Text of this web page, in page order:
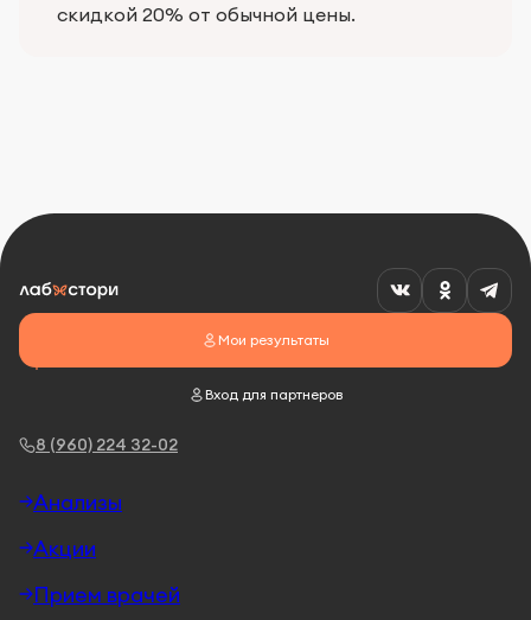
скидкой 20% от обычной цены.
8 (960) 224 32-02
Мои результаты
Вход для партнеров
Анализы
Акции
Прием врачей